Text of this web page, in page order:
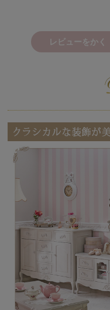
レビューをかく